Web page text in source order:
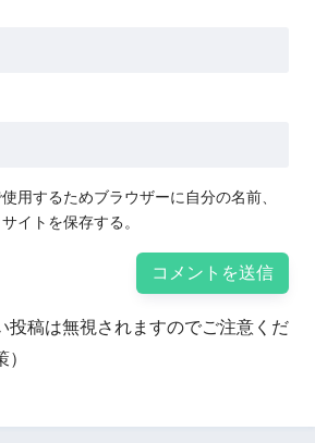
用するためブラウザーに自分の名前、
イトを保存する。
投稿は無視されますのでご注意くだ